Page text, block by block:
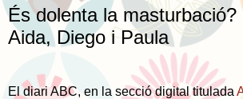
És dolenta la masturbació?
Aida, Diego i Paula
El diari ABC, en la secció digital titulada